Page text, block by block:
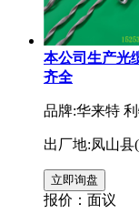
本公司生产光
齐全
品牌:华来特
出厂地:凤山县
报价： 面议